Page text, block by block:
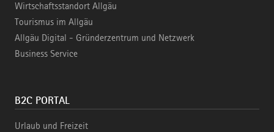
Wirtschaftsstandort Allgäu
Tourismus im Allgäu
Allgäu Digital - Gründerzentrum und Netzwerk
Business Service
B2C PORTAL
Urlaub und Freizeit